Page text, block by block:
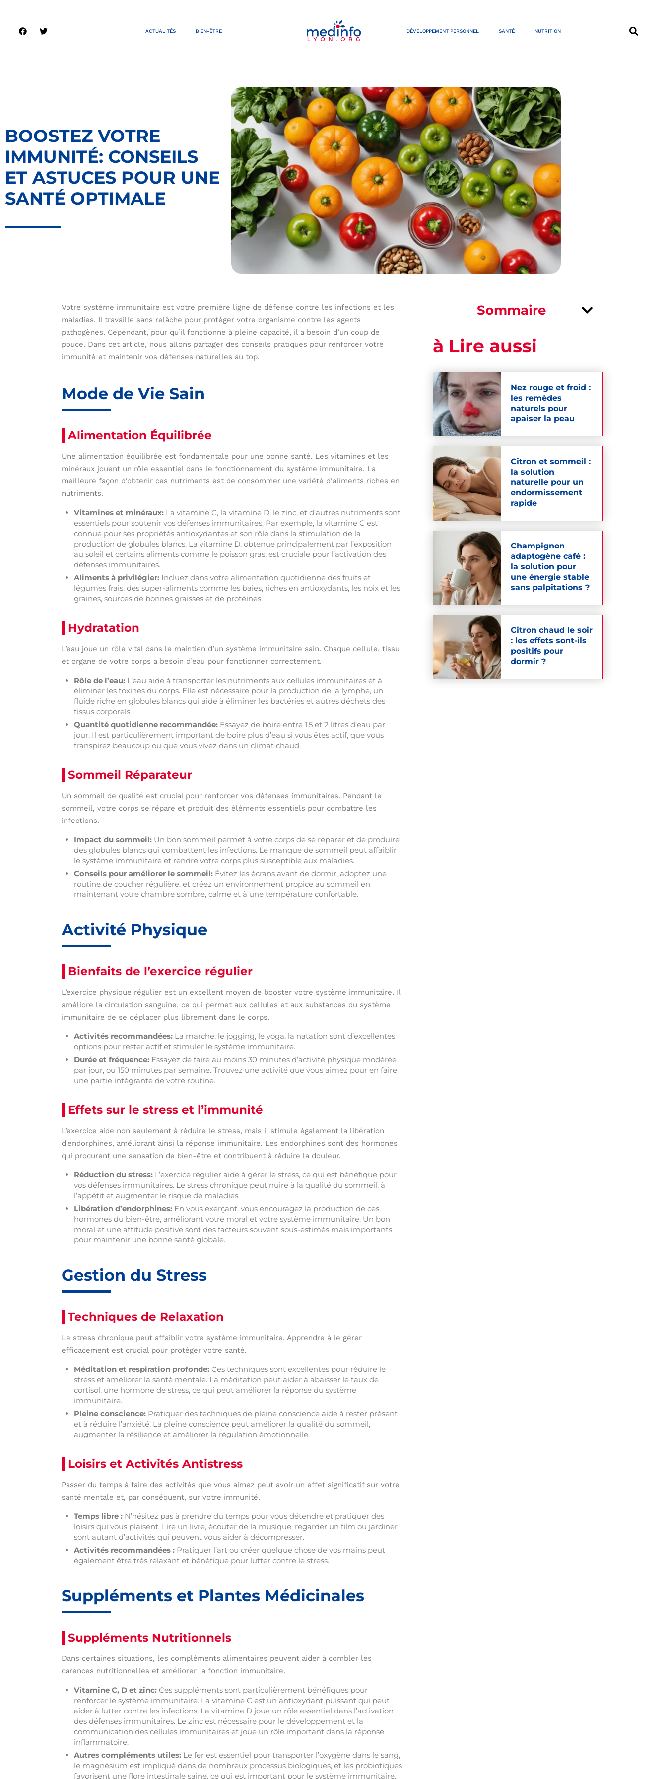
ACTUALITÉS BIEN-ÊTRE DÉVELOPPEMENT PERSONNEL SANTÉ NUTRITION
BOOSTEZ VOTRE
IMMUNITÉ: CONSEILS
ET ASTUCES POUR UNE
SANTÉ OPTIMALE
Votre système immunitaire est votre première ligne de défense contre les infections et les
maladies. Il travaille sans relâche pour protéger votre organisme contre les agents
pathogènes. Cependant, pour qu’il fonctionne à pleine capacité, il a besoin d’un coup de
pouce. Dans cet article, nous allons partager des conseils pratiques pour renforcer votre
immunité et maintenir vos défenses naturelles au top.
Mode de Vie Sain
Alimentation Équilibrée
Une alimentation équilibrée est fondamentale pour une bonne santé. Les vitamines et les
minéraux jouent un rôle essentiel dans le fonctionnement du système immunitaire. La
meilleure façon d’obtenir ces nutriments est de consommer une variété d’aliments riches en
nutriments.
Vitamines et minéraux: La vitamine C, la vitamine D, le zinc, et d’autres nutriments sont
essentiels pour soutenir vos défenses immunitaires. Par exemple, la vitamine C est
connue pour ses propriétés antioxydantes et son rôle dans la stimulation de la
production de globules blancs. La vitamine D, obtenue principalement par l’exposition
au soleil et certains aliments comme le poisson gras, est cruciale pour l’activation des
défenses immunitaires.
Aliments à privilégier: Incluez dans votre alimentation quotidienne des fruits et
légumes frais, des super-aliments comme les baies, riches en antioxydants, les noix et les
graines, sources de bonnes graisses et de protéines.
Hydratation
L’eau joue un rôle vital dans le maintien d’un système immunitaire sain. Chaque cellule, tissu
et organe de votre corps a besoin d’eau pour fonctionner correctement.
Rôle de l’eau: L’eau aide à transporter les nutriments aux cellules immunitaires et à
éliminer les toxines du corps. Elle est nécessaire pour la production de la lymphe, un
fluide riche en globules blancs qui aide à éliminer les bactéries et autres déchets des
tissus corporels.
Quantité quotidienne recommandée: Essayez de boire entre 1,5 et 2 litres d’eau par
jour. Il est particulièrement important de boire plus d’eau si vous êtes actif, que vous
transpirez beaucoup ou que vous vivez dans un climat chaud.
Sommeil Réparateur
Un sommeil de qualité est crucial pour renforcer vos défenses immunitaires. Pendant le
sommeil, votre corps se répare et produit des éléments essentiels pour combattre les
infections.
Impact du sommeil: Un bon sommeil permet à votre corps de se réparer et de produire
des globules blancs qui combattent les infections. Le manque de sommeil peut affaiblir
le système immunitaire et rendre votre corps plus susceptible aux maladies.
Conseils pour améliorer le sommeil: Évitez les écrans avant de dormir, adoptez une
routine de coucher régulière, et créez un environnement propice au sommeil en
maintenant votre chambre sombre, calme et à une température confortable.
Activité Physique
Bienfaits de l’exercice régulier
L’exercice physique régulier est un excellent moyen de booster votre système immunitaire. Il
améliore la circulation sanguine, ce qui permet aux cellules et aux substances du système
immunitaire de se déplacer plus librement dans le corps.
Activités recommandées: La marche, le jogging, le yoga, la natation sont d’excellentes
options pour rester actif et stimuler le système immunitaire.
Durée et fréquence: Essayez de faire au moins 30 minutes d’activité physique modérée
par jour, ou 150 minutes par semaine. Trouvez une activité que vous aimez pour en faire
une partie intégrante de votre routine.
Effets sur le stress et l’immunité
L’exercice aide non seulement à réduire le stress, mais il stimule également la libération
d’endorphines, améliorant ainsi la réponse immunitaire. Les endorphines sont des hormones
qui procurent une sensation de bien-être et contribuent à réduire la douleur.
Réduction du stress: L’exercice régulier aide à gérer le stress, ce qui est bénéfique pour
vos défenses immunitaires. Le stress chronique peut nuire à la qualité du sommeil, à
l’appétit et augmenter le risque de maladies.
Libération d’endorphines: En vous exerçant, vous encouragez la production de ces
hormones du bien-être, améliorant votre moral et votre système immunitaire. Un bon
moral et une attitude positive sont des facteurs souvent sous-estimés mais importants
pour maintenir une bonne santé globale.
Gestion du Stress
Techniques de Relaxation
Le stress chronique peut affaiblir votre système immunitaire. Apprendre à le gérer
efficacement est crucial pour protéger votre santé.
Méditation et respiration profonde: Ces techniques sont excellentes pour réduire le
stress et améliorer la santé mentale. La méditation peut aider à abaisser le taux de
cortisol, une hormone de stress, ce qui peut améliorer la réponse du système
immunitaire.
Pleine conscience: Pratiquer des techniques de pleine conscience aide à rester présent
et à réduire l’anxiété. La pleine conscience peut améliorer la qualité du sommeil,
augmenter la résilience et améliorer la régulation émotionnelle.
Loisirs et Activités Antistress
Passer du temps à faire des activités que vous aimez peut avoir un effet significatif sur votre
santé mentale et, par conséquent, sur votre immunité.
Temps libre : N’hésitez pas à prendre du temps pour vous détendre et pratiquer des
loisirs qui vous plaisent. Lire un livre, écouter de la musique, regarder un film ou jardiner
sont autant d’activités qui peuvent vous aider à décompresser.
Activités recommandées : Pratiquer l’art ou créer quelque chose de vos mains peut
également être très relaxant et bénéfique pour lutter contre le stress.
Suppléments et Plantes Médicinales
Suppléments Nutritionnels
Dans certaines situations, les compléments alimentaires peuvent aider à combler les
carences nutritionnelles et améliorer la fonction immunitaire.
Vitamine C, D et zinc: Ces suppléments sont particulièrement bénéfiques pour
renforcer le système immunitaire. La vitamine C est un antioxydant puissant qui peut
aider à lutter contre les infections. La vitamine D joue un rôle essentiel dans l’activation
des défenses immunitaires. Le zinc est nécessaire pour le développement et la
communication des cellules immunitaires et joue un rôle important dans la réponse
inflammatoire.
Autres compléments utiles: Le fer est essentiel pour transporter l’oxygène dans le sang,
le magnésium est impliqué dans de nombreux processus biologiques, et les probiotiques
favorisent une flore intestinale saine, ce qui est important pour le système immunitaire.
Sommaire
à Lire aussi
Nez rouge et froid :
les remèdes
naturels pour
apaiser la peau
Citron et sommeil :
la solution
naturelle pour un
endormissement
rapide
Champignon
adaptogène café :
la solution pour
une énergie stable
sans palpitations ?
Citron chaud le soir
: les effets sont-ils
positifs pour
dormir ?